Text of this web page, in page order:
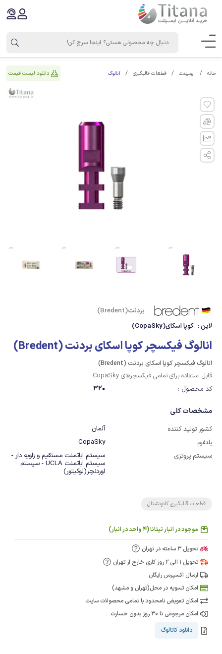
خانه ایمپلنت قطعات قالبگیری آنالوگ دانلود لیست قیمت
بردنت(Bredent)
لاین : کوپا اسکای(CopaSky)
انالوگ فیکسچر کوپا اسکای بردنت (Bredent)
انالوگ فیکسچر کوپا اسکای بردنت (Bredent)
قابل استفاده برای تمامی فیکسچرهای CopaSky
کد محصول :
320
مشخصات کلی
کشور تولید کننده
آلمان
پلتفرم
CopaSky
سیستم پروتزی
سیستم اباتمنت مستقیم و زاویه دار -
سیستم اباتمنت UCLA - سیستم
اوردنچر(لوکیتور)
قطعات قالبگیری کانونشنال
موجود در انبار تیتانا (4 واحد در انبار)
تحویل 3 ساعته در تهران
تحویل 1 الی 2 روز کاری خارج از تهران
ارسال اکسپرس رایگان
امکان تسویه در محل(تهران و مشهد)
امکان تعویض نامحدود با تمامی محصولات سایت
امکان مرجوعی تا 30 روز بدون خسارت
دانلود کاتالوگ